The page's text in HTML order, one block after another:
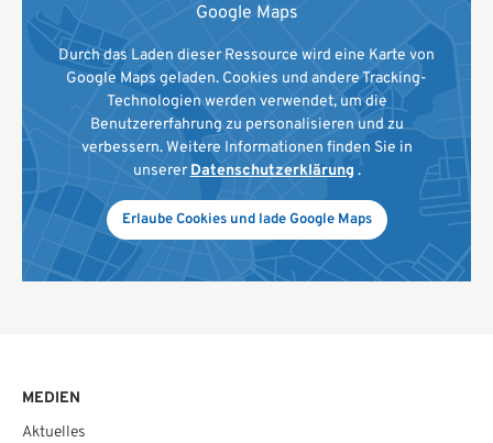
Google Maps
Durch das Laden dieser Ressource wird eine Karte von
Google Maps geladen. Cookies und andere Tracking-
Technologien werden verwendet, um die
Benutzererfahrung zu personalisieren und zu
verbessern. Weitere Informationen finden Sie in
unserer Datenschutzerklärung .
Erlaube Cookies und lade Google Maps
MEDIEN
Aktuelles